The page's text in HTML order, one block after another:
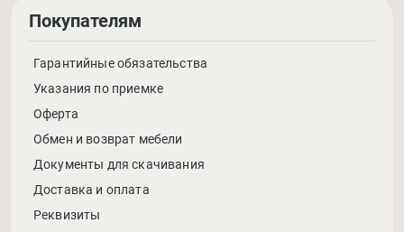
Покупателям
Гарантийные обязательства
Указания по приемке
Оферта
Обмен и возврат мебели
Документы для скачивания
Доставка и оплата
Реквизиты